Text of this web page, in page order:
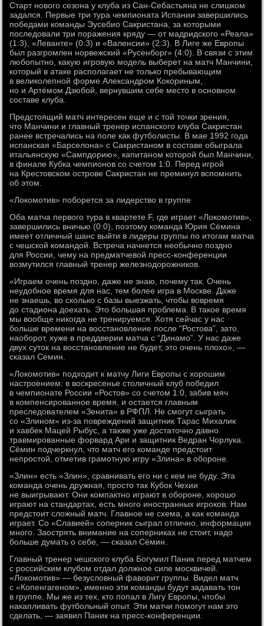
Старт нового сезона у клуба из Сан-Себастьяна не слишком
задался. Первые три тура чемпионата Испании завершились
победами команды Эусебио Сакристана, за которыми
последовали три поражения кряду — от мадридского «Реала»
(1:3), «Леванте» (0:3) и «Валенсии» (2:3). В Лиге же Европы
был разгромлен норвежский «Русенборг» (4:0). В связи с этим
любопытно, какую игровую модель выберет на матч Манчини,
который в атаке располагает не только пребывающим
в великолепной форме Александром Кокориным,
но и Артёмом Дзюбой, вернувшим себе место в основном
составе клуба.
Предстоящий матч интересен еще и с той точки зрения,
что Манчини и главный тренер испанского клуба Сакристан
ранее встречались на поле как футболисты. В мае 1992 года
испанская «Барселона» с Сакристаном в составе обыграла
итальянскую «Сампдорию», капитаном которой был Манчини,
в финале Кубка чемпионов со счетом 1:0. Перед игрой
на Крестовском острове Сакристан не преминул вспомнить
об этом.
«Локомотив» поборется за лидерство в группе
Оба матча первого тура в квартете F, где играет «Локомотив»,
завершились вничью (0:0), поэтому команда Юрия Сёмина
имеет отличный шанс выйти в лидеры группы по итогам матча
с чешской командой. Встреча начнется необычно поздно
для России, чему на предматчевой пресс-конференции
возмутился главный тренер железнодорожников.
«Играем очень поздно, даже не знаю, почему так. Очень
неудобное время для нас, тем более игра в Москве. Даже
не знаешь, во сколько с базы выезжать, чтобы вовремя
до стадиона доехать. Это большая проблема. В такое время
мы вообще никогда не тренируемся. Хотя сейчас у нас
больше времени на восстановление после “Ростова”, зато,
наоборот, хуже в преддверии матча с “Динамо”. У нас даже
двух суток на восстановление не будет, это очень плохо», —
сказал Семин.
«Локомотив» подходит к матчу Лиги Европы с хорошим
настроением: в воскресенье столичный клуб победил
в чемпионате России «Ростов» со счетом 1:0, забив мяч
в компенсированное время, и остается главным
преследователем «Зенита» в РФПЛ. Не смогут сыграть
со «Злином» из-за повреждений защитник Тарас Михалик
и хавбек Мацей Рыбус, а также уже достаточно давно
травмированные форвард Ари и защитник Ведран Чорлука.
Сёмин подчеркнул, что матч его команде предстоит
непростой, отметив грамотную игру «Злина» в обороне.
«Злин» есть «Злин», сравнивать его ни с кем не буду. Эта
команда очень дружная, просто так Кубок Чехии
не выигрывают. Они компактно играют в обороне, хорошо
играют на стандартах, есть много иностранных игроков. Нам
предстоит сложный матч. Главное не схема, а как команда
играет. Со «Славией» соперник сыграл отлично, информации
много. Заострять внимание на соперниках не стоит, надо
больше думать о себе, — сказал Сёмин.
Главный тренер чешского клуба Богумил Паник перед матчем
с российским клубом отдал должное силе москвичей.
«Локомотив» — безусловный фаворит группы. Видел матч
с «Копенгагеном», именно эти команды будут задавать тон
в группе. Мы же из тех, кто попал в Лигу Европы, чтобы
накапливать футбольный опыт. Эти матчи помогут нам это
сделать, — заявил Паник на пресс-конференции.